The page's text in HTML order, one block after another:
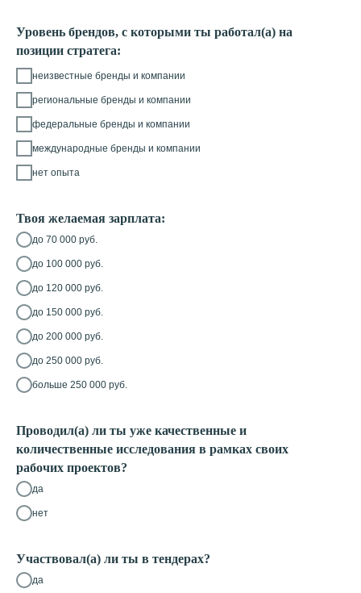
Уровень брендов, с которыми ты работал(а) на
позиции стратега:
неизвестные бренды и компании
региональные бренды и компании
федеральные бренды и компании
международные бренды и компании
нет опыта
Твоя желаемая зарплата:
до 70 000 руб.
до 100 000 руб.
до 120 000 руб.
до 150 000 руб.
до 200 000 руб.
до 250 000 руб.
больше 250 000 руб.
Проводил(а) ли ты уже качественные и
количественные исследования в рамках своих
рабочих проектов?
да
нет
Участвовал(а) ли ты в тендерах?
да